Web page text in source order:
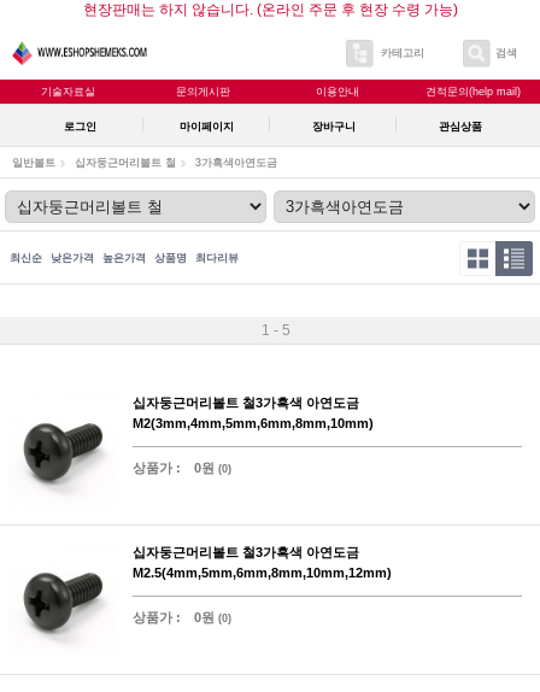
현장판매는 하지 않습니다. (온라인 주문 후 현장 수령 가능)
카테고리 검색
기술자료실 문의게시판 이용안내 견적문의(help mail)
로그인 마이페이지 장바구니 관심상품
일반볼트 십자둥근머리볼트 철 3가흑색아연도금
최신순 낮은가격 높은가격 상품명 최다리뷰
1 - 5
십자둥근머리볼트 철3가흑색 아연도금
M2(3mm,4mm,5mm,6mm,8mm,10mm)
상품가 : 0원 (0)
십자둥근머리볼트 철3가흑색 아연도금
M2.5(4mm,5mm,6mm,8mm,10mm,12mm)
상품가 : 0원 (0)